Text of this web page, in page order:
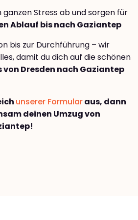
Stress ab und sorgen für
Ablauf bis nach Gaziantep
bis zur Durchführung – wir
damit du dich auf die schönen
von Dresden nach Gaziantep
unserer Formularaus, dann
deinen Umzug von